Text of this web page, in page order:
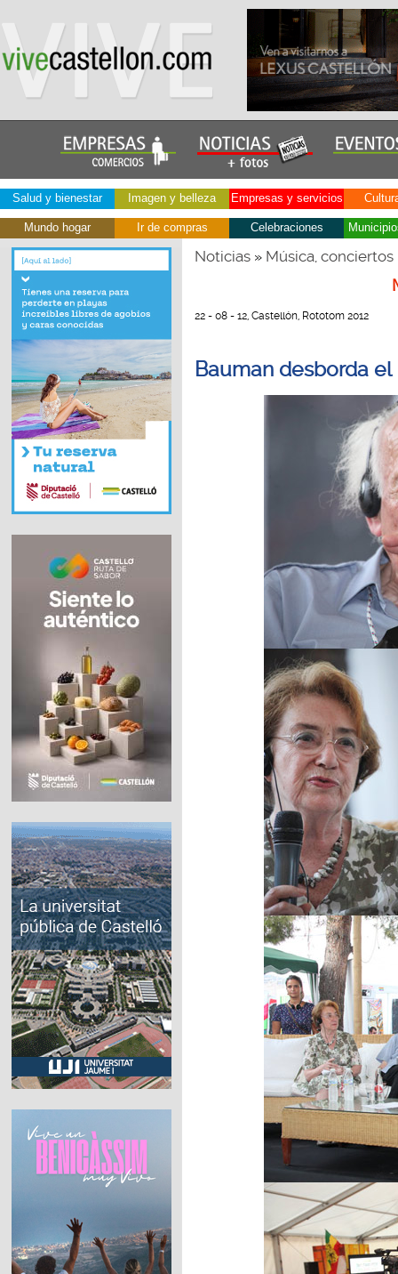
Salud y bienestar Imagen y belleza Empresas y servicios
Mundo hogar Ir de compras Celebraciones
Noticias» Música, conciertos
22 - 08 - 12, Castellón, Rototom 2012
Bauman desborda